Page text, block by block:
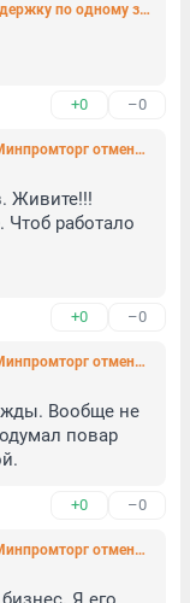
Голикова: Россияне смогут получать соцподдержку по одному заявлению на «Госуслугах» или без него
+0 –0
«Запасы тают, милорд». Burger King просит Минпромторг отменить эмбарго на ввоз сыра
Живите!!!
Чтоб работало
+0 –0
«Запасы тают, милорд». Burger King просит Минпромторг отменить эмбарго на ввоз сыра
Вообще не
повар
+0 –0
«Запасы тают, милорд». Burger King просит Минпромторг отменить эмбарго на ввоз сыра